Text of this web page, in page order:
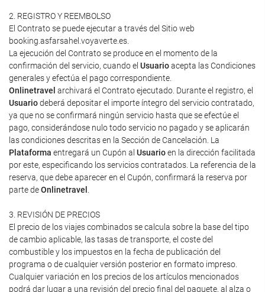
2. REGISTRO Y REEMBOLSO
El Contrato se puede ejecutar a través del Sitio web
booking.asfarsahel.voyaverte.es.
La ejecución del Contrato se produce en el momento de la
confirmación del servicio, cuando el Usuarioacepta las Condiciones
generales y efectúa el pago correspondiente.
Onlinetravel archivará el Contrato ejecutado. Durante el registro, el
Usuariodeberá depositar el importe íntegro del servicio contratado,
ya que no se confirmará ningún servicio hasta que se efectúe el
pago, considerándose nulo todo servicio no pagado y se aplicarán
las condiciones descritas en la Sección de Cancelación. La
Plataforma entregará un Cupón al Usuarioen la dirección facilitada
por este, especificando los servicios contratados. La referencia de la
reserva, que debe aparecer en el Cupón, confirmará la reserva por
parte deOnlinetravel
3. REVISIÓN DE PRECIOS
El precio de los viajes combinados se calcula sobre la base del tipo
de cambio aplicable, las tasas de transporte, el coste del
combustible y los impuestos en la fecha de publicación del
programa o de cualquier versión posterior en formato impreso.
Cualquier variación en los precios de los artículos mencionados
podrá dar lugar a una revisión del precio final del paquete, al alza o